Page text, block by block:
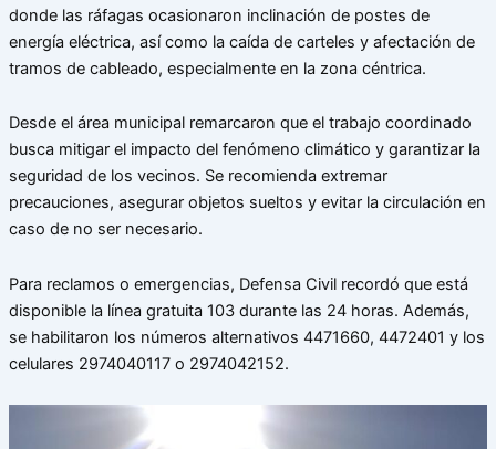
donde las ráfagas ocasionaron inclinación de postes de
energía eléctrica, así como la caída de carteles y afectación de
tramos de cableado, especialmente en la zona céntrica.
Desde el área municipal remarcaron que el trabajo coordinado
busca mitigar el impacto del fenómeno climático y garantizar la
seguridad de los vecinos. Se recomienda extremar
precauciones, asegurar objetos sueltos y evitar la circulación en
caso de no ser necesario.
Para reclamos o emergencias, Defensa Civil recordó que está
disponible la línea gratuita 103 durante las 24 horas. Además,
se habilitaron los números alternativos 4471660, 4472401 y los
celulares 2974040117 o 2974042152.